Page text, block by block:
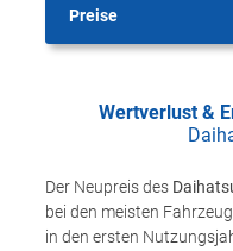
Preise
Wertverlust &
Der Neupreis des
bei den meisten
in den ersten